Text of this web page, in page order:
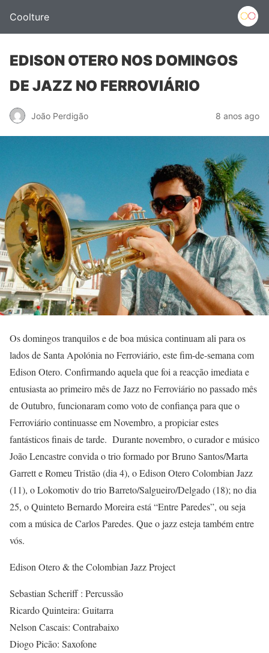
Coolture
EDISON OTERO NOS DOMINGOS
DE JAZZ NO FERROVIÁRIO
João Perdigão 8 anos ago
Os domingos tranquilos e de boa música continuam ali para os
lados de Santa Apolónia no Ferroviário, este fim-de-semana com
Edison Otero. Confirmando aquela que foi a reacção imediata e
entusiasta ao primeiro mês de Jazz no Ferroviário no passado mês
de Outubro, funcionaram como voto de confiança para que o
Ferroviário continuasse em Novembro, a propiciar estes
fantásticos finais de tarde. Durante novembro, o curador e músico
João Lencastre convida o trio formado por Bruno Santos/Marta
Garrett e Romeu Tristão (dia 4), o Edison Otero Colombian Jazz
(11), o Lokomotiv do trio Barreto/Salgueiro/Delgado (18); no dia
25, o Quinteto Bernardo Moreira está “Entre Paredes”, ou seja
com a música de Carlos Paredes. Que o jazz esteja também entre
vós.
Edison Otero & the Colombian Jazz Project
Sebastian Scheriff : Percussão
Ricardo Quinteira: Guitarra
Nelson Cascais: Contrabaixo
Diogo Picão: Saxofone